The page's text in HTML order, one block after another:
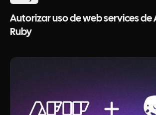
Autorizar uso de web services de
Ruby